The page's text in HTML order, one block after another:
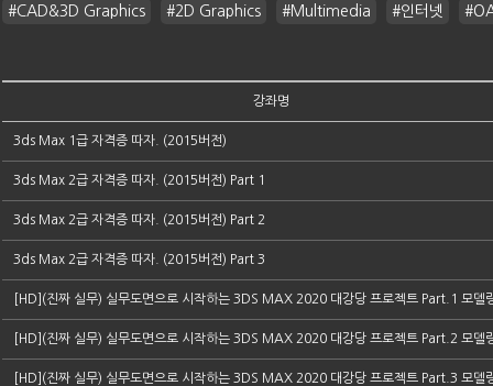
#CAD&3D Graphics #2D Graphics #Multimedia #인터넷
강좌명
3ds Max 1급 자격증 따자. (2015버전)
3ds Max 2급 자격증 따자. (2015버전) Part 1
3ds Max 2급 자격증 따자. (2015버전) Part 2
3ds Max 2급 자격증 따자. (2015버전) Part 3
[HD](진짜 실무) 실무도면으로 시작하는 3DS MAX 2020 대강당 프로젝트 Part.1 모델
[HD](진짜 실무) 실무도면으로 시작하는 3DS MAX 2020 대강당 프로젝트 Part.2 모델
[HD](진짜 실무) 실무도면으로 시작하는 3DS MAX 2020 대강당 프로젝트 Part.3 모델